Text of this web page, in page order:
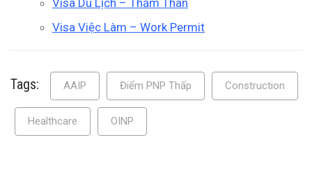
Visa Việc Làm – Work Permit
Tags: AAIP Điểm PNP Thấp Construction
Healthcare OINP